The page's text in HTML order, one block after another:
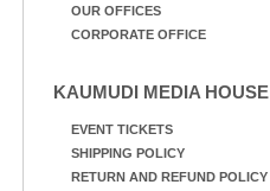
OUR OFFICES
CORPORATE OFFICE
KAUMUDI MEDIA HOUSE
EVENT TICKETS
SHIPPING POLICY
RETURN AND REFUND POLICY